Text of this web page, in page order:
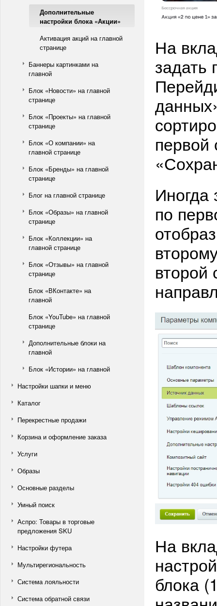
Дополнительные
настройки блока «Акции»
Активация акций на главной
странице
Баннеры картинками на
главной
Блок «Новости» на главной
странице
Блок «Проекты» на главной
странице
Блок «О компании» на
главной странице
Блок «Бренды» на главной
странице
Блог на главной странице
Блок «Образы» на главной
странице
Блок «Коллекции» на
главной странице
Блок «Отзывы» на главной
странице
Блок «ВКонтакте» на
главной
Блок «YouTube» на главной
странице
Дополнительные блоки на
главной
Блок «Истории» на главной
Настройки шапки и меню
Каталог
Перекрестные продажи
Корзина и оформление заказа
Услуги
Образы
Основные разделы
Умный поиск
Аспро: Товары в торговые
предложения SKU
Настройки футера
Мультирегиональность
Система лояльности
Система обратной связи
На
задать
Иногда
по
второй
На
блока